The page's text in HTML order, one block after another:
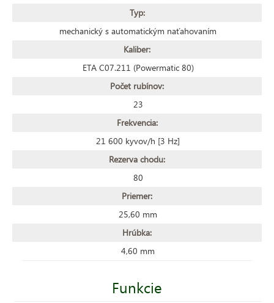
Typ:
mechanický s automatickým naťahovaním
Kaliber:
ETA C07.211 (Powermatic 80)
Počet rubínov:
23
Frekvencia:
21 600 kyvov/h [3 Hz]
Rezerva chodu:
80
Priemer:
25,60 mm
Hrúbka:
4,60 mm
Funkcie